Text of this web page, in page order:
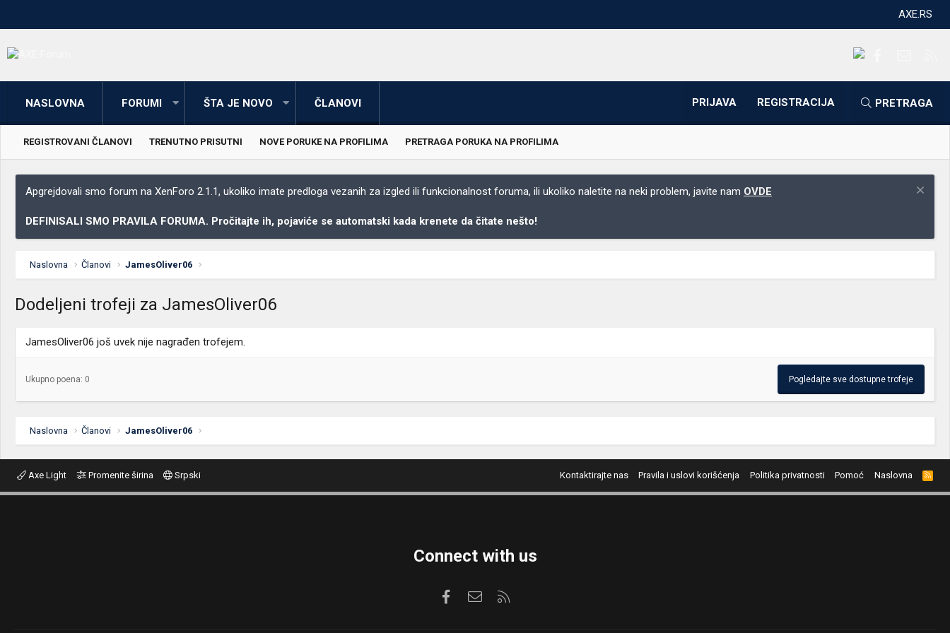
AXE.RS
NASLOVNA FORUMI ŠTA JE NOVO ČLANOVI PRIJAVA REGISTRACIJA PRETRAGA
REGISTROVANI ČLANOVI TRENUTNO PRISUTNI NOVE PORUKE NA PROFILIMA PRETRAGA PORUKA NA PROFILIMA
Apgrejdovali smo forum na XenForo 2.1.1, ukoliko imate predloga vezanih za izgled ili funkcionalnost foruma, ili ukoliko naletite na neki problem, javite nam OVDE
DEFINISALI SMO PRAVILA FORUMA. Pročitajte ih, pojaviće se automatski kada krenete da čitate nešto!
Naslovna Članovi JamesOliver06
Dodeljeni trofeji za JamesOliver06
JamesOliver06 još uvek nije nagrađen trofejem.
Ukupno poena: 0 Pogledajte sve dostupne trofeje
Naslovna Članovi JamesOliver06
Axe Light Promenite širina Srpski Kontaktirajte nas Pravila i uslovi korišćenja Politika privatnosti Pomoć Naslovna
R
S
S
Connect with us
FacebookKontaktirajte nas